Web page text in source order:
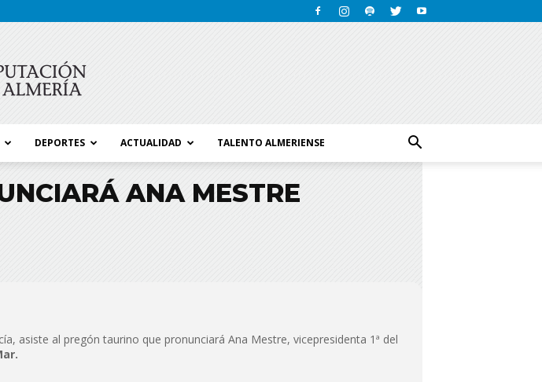
de
DEPORTES ACTUALIDAD TALENTO ALMERIENSE
ANA MESTRE
asiste al pregón taurino que pronunciará Ana Mestre, vicepresidenta 1ª del